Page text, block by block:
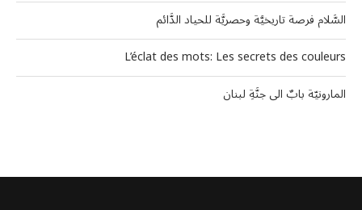
السَّلام فرصة تاريخيَّة وحصريَّة للحياد الدَّائم
L’éclat des mots: Les secrets des couleurs
المارونيّة بابٌ الى جنَّةِ لبنان